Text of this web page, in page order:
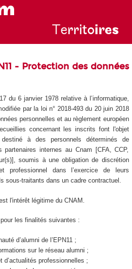
Territoires
- Protection des données
du 6 janvier 1978 relative à l’informatique,
par la loi n° 2018-493 du 20 juin 2018
personnelles et au règlement européen
concernant les inscrits font l'objet
à des personnels déterminés de
partenaires internes au Cnam [CFA, CCP,
soumis à une obligation de discrétion
professionnel dans l’exercice de leurs
sous-traitants dans un cadre contractuel.
l'intérêt légitime du CNAM.
les finalités suivantes :
d’alumni de l’EPN11 ;
sur le réseau alumni ;
d’actualités professionnelles ;